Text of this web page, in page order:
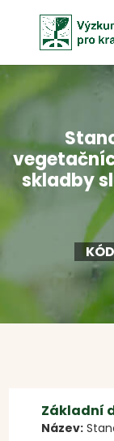
skladby
Základní
Název: